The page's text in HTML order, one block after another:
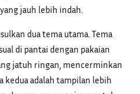
jauh lebih indah.
dua tema utama. Tema
di pantai dengan pakaian
jatuh ringan, mencerminkan
kedua adalah tampilan lebih